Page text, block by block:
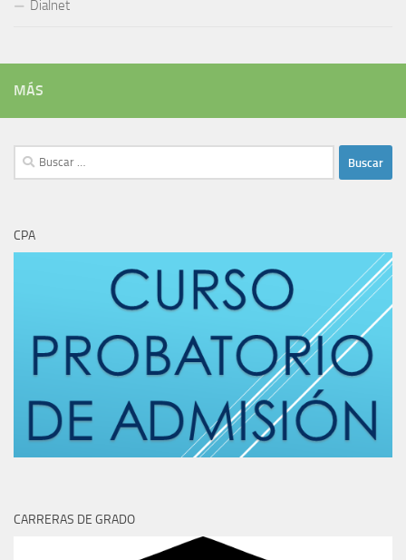
Dialnet
MÁS
Buscar:
CPA
CARRERAS DE GRADO